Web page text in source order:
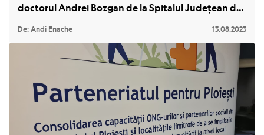
doctorul Andrei Bozgan de la Spitalul Județean de
De: Andi Enache 13.08.2023
Poveștile orașului